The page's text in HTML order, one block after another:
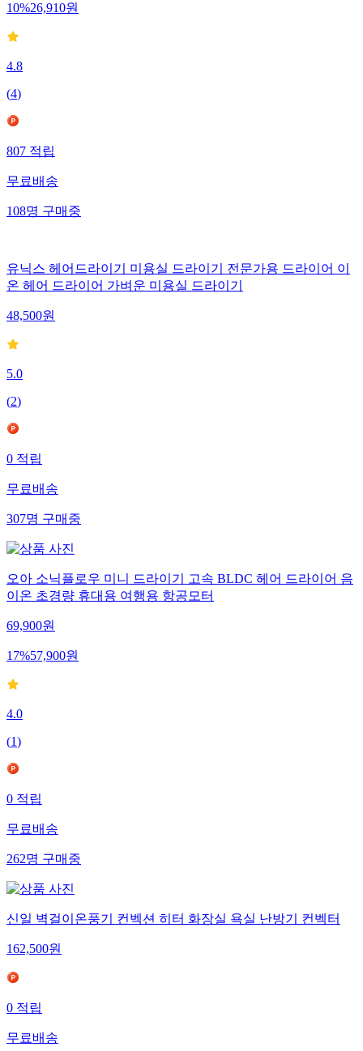
10%26,910원
4.8
(4)
807적립
무료배송
108명구매중
유닉스 헤어드라이기 미용실 드라이기 전문가용 드라이어 이
온 헤어 드라이어 가벼운 미용실 드라이기
48,500원
5.0
(2)
0적립
무료배송
307명구매중
오아 소닉플로우 미니 드라이기 고속 BLDC 헤어 드라이어 음
이온 초경량 휴대용 여행용 항공모터
69,900원
17%57,900원
4.0
(1)
0적립
무료배송
262명구매중
신일 벽걸이온풍기 컨벡션 히터 화장실 욕실 난방기 컨벡터
162,500원
0적립
무료배송